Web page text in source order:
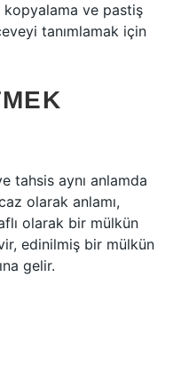
kopyalama ve pastiş
tanımlamak için
tahsis aynı anlamda
olarak anlamı,
olarak bir mülkün
edinilmiş bir mülkün
gelir.